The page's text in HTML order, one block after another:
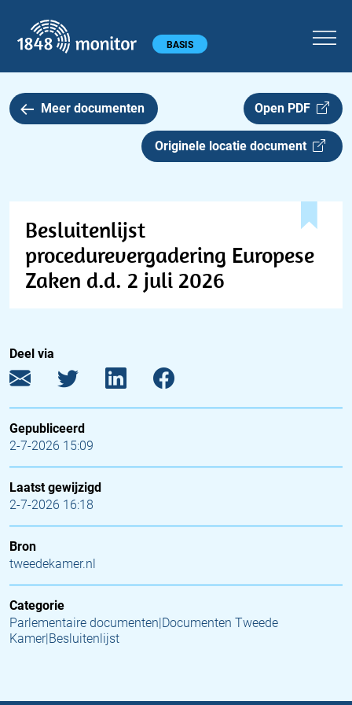
Hoofdmenu BASIS
Meer documenten Open PDF
Originele locatie document
Besluitenlijst
procedurevergadering Europese
Zaken d.d. 2 juli 2026
Deel via
Gepubliceerd
2-7-2026 15:09
Laatst gewijzigd
2-7-2026 16:18
Bron
tweedekamer.nl
Categorie
Parlementaire documenten|Documenten Tweede
Kamer|Besluitenlijst